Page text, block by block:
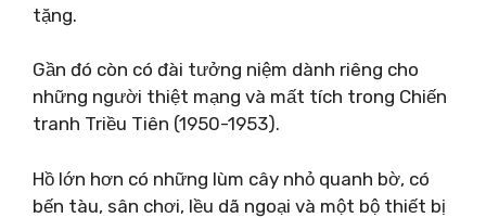
tặng.
Gần đó còn có đài tưởng niệm dành riêng cho
những người thiệt mạng và mất tích trong Chiến
tranh Triều Tiên (1950-1953).
Hồ lớn hơn có những lùm cây nhỏ quanh bờ, có
bến tàu, sân chơi, lều dã ngoại và một bộ thiết bị